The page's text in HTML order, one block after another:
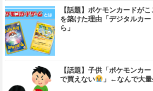
【話題】ポケモンカードが
を築けた理由「デジタルカ
ら」
【話題】子供「ポケモンカ
で買えない
」←なんで大